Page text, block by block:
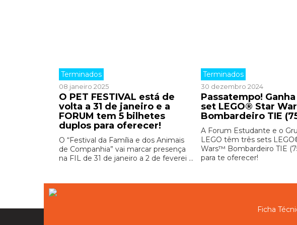
Terminados
08 janeiro 2025
O PET FESTIVAL está de
volta a 31 de janeiro e a
FORUM tem 5 bilhetes
duplos para oferecer!
O “Festival da Família e dos Animais
de Companhia” vai marcar presença
na FIL de 31 de janeiro a 2 de feverei ...
Terminados
30 dezembro 2024
Passatempo!
set LEGO® Star
Bombardeiro TIE
A Forum Estudante e o
LEGO têm três sets
Wars™ Bombardeiro TIE
para te oferecer!
Ficha